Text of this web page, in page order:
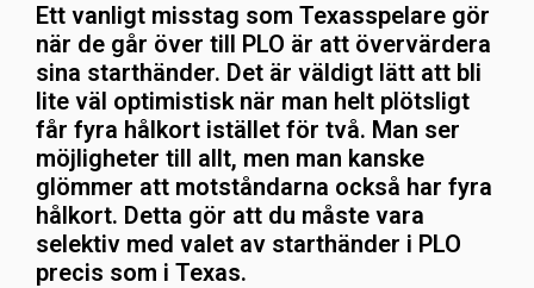
Ett vanligt misstag som Texasspelare gör
när de går över till PLO är att övervärdera
sina starthänder. Det är väldigt lätt att bli
lite väl optimistisk när man helt plötsligt
får fyra hålkort istället för två. Man ser
möjligheter till allt, men man kanske
glömmer att motståndarna också har fyra
hålkort. Detta gör att du måste vara
selektiv med valet av starthänder i PLO
precis som i Texas.